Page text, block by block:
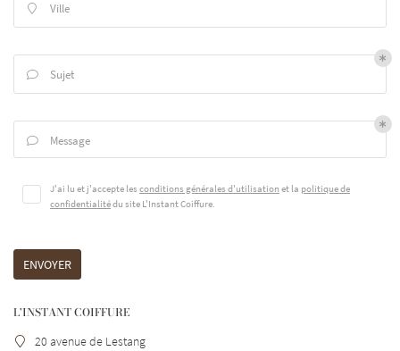
Prestations
photos
UNE
 Ville
 Sujet
 Message
J'ai lu et j'accepte les conditions générales d'utilisation et la politique de
confidentialitédu site L'Instant Coiffure
ENVOYER
L'INSTANT COIFFURE
20 avenue de Lestang